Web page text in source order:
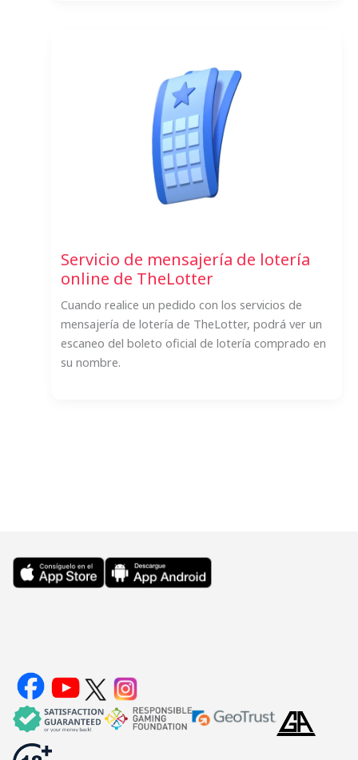
Servicio de mensajería de lotería
online de TheLotter
Cuando realice un pedido con los servicios de
mensajería de lotería de TheLotter, podrá ver un
escaneo del boleto oficial de lotería comprado en
su nombre.